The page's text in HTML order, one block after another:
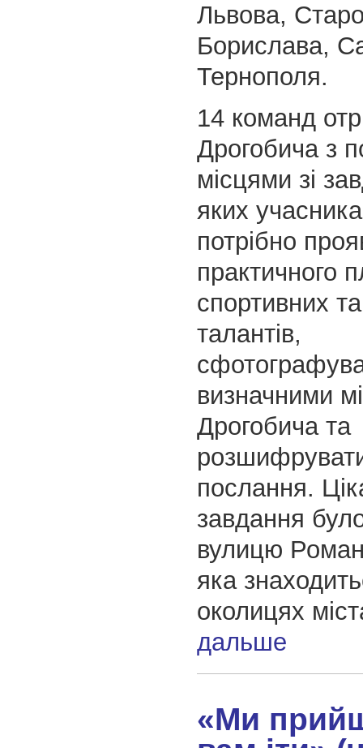
Львова,
Борислава,
Тернополя.
14 команд
Дрогобича з
місцями зі
яких
потрібно
практичного
спортивних
талантів,
визначними
Дрогобича та
послання.
завдання
вулицю
яка
околицях
дальше
«Ми